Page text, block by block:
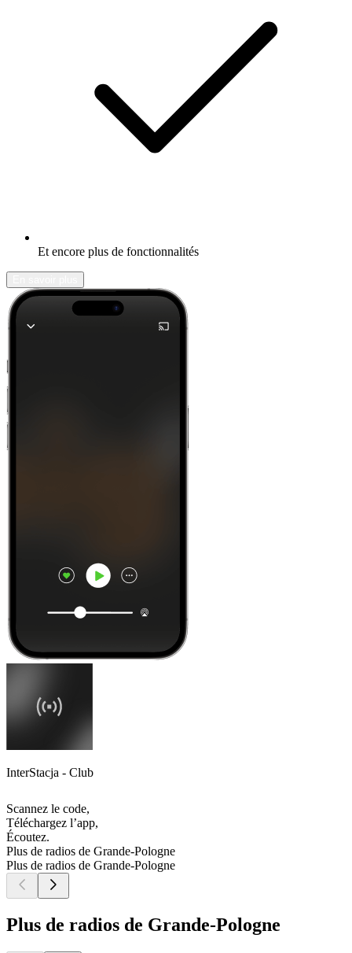
Et encore plus de fonctionnalités
InterStacja - Club
Scannez le code,
Téléchargez l’app,
Écoutez.
Plus de radios de Grande-Pologne
Plus de radios de Grande-Pologne
Plus de radios de Grande-Pologne